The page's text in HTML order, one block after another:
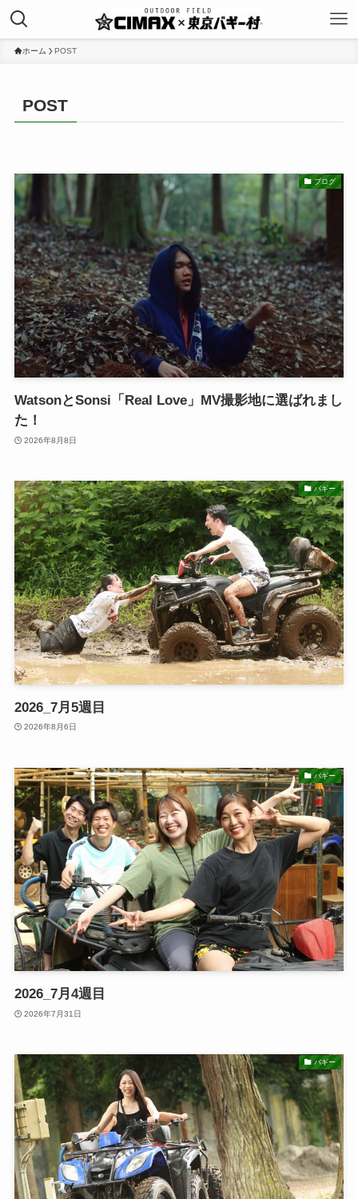
ホーム POST
POST
ブログ
WatsonとSonsi「Real Love」MV撮影地に選ばれまし
た！
2026年8月8日
バギー
2026_7月5週目
2026年8月6日
バギー
2026_7月4週目
2026年7月31日
バギー